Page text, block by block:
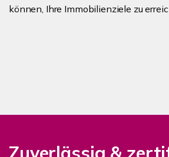
können, Ihre Immobilienziele zu